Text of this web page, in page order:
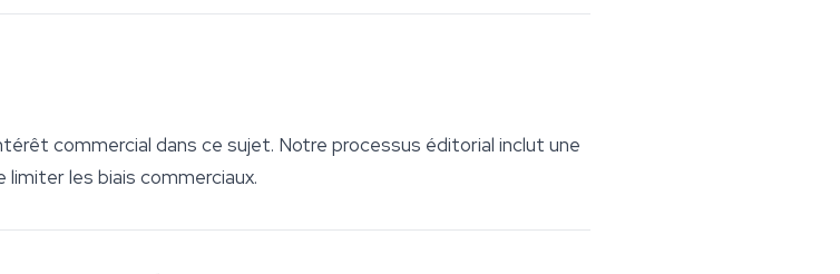
commercial dans ce sujet. Notre processus éditorial inclut une
les biais commerciaux.